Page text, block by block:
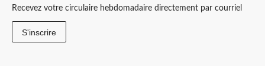
Recevez votre circulaire hebdomadaire directement par courriel
S'inscrire